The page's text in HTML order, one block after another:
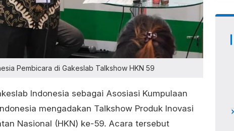
Pembicara di Gakeslab Talkshow HKN 59
Indonesia sebagai Asosiasi Kumpulaan
mengadakan Talkshow Produk Inovasi
Nasional (HKN) ke-59. Acara tersebut